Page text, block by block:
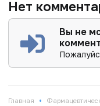
Нет
Вы не
Главная •